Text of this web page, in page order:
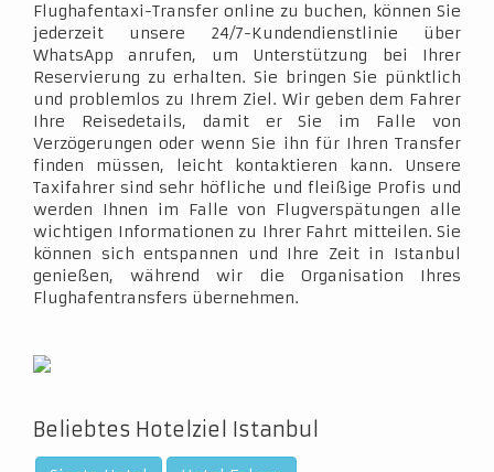
Flughafentaxi-Transfer online zu buchen, können Sie
jederzeit unsere 24/7-Kundendienstlinie über
WhatsApp anrufen, um Unterstützung bei Ihrer
Reservierung zu erhalten. Sie bringen Sie pünktlich
und problemlos zu Ihrem Ziel. Wir geben dem Fahrer
Ihre Reisedetails, damit er Sie im Falle von
Verzögerungen oder wenn Sie ihn für Ihren Transfer
finden müssen, leicht kontaktieren kann. Unsere
Taxifahrer sind sehr höfliche und fleißige Profis und
werden Ihnen im Falle von Flugverspätungen alle
wichtigen Informationen zu Ihrer Fahrt mitteilen. Sie
können sich entspannen und Ihre Zeit in Istanbul
genießen, während wir die Organisation Ihres
Flughafentransfers übernehmen.
Beliebtes Hotelziel Istanbul